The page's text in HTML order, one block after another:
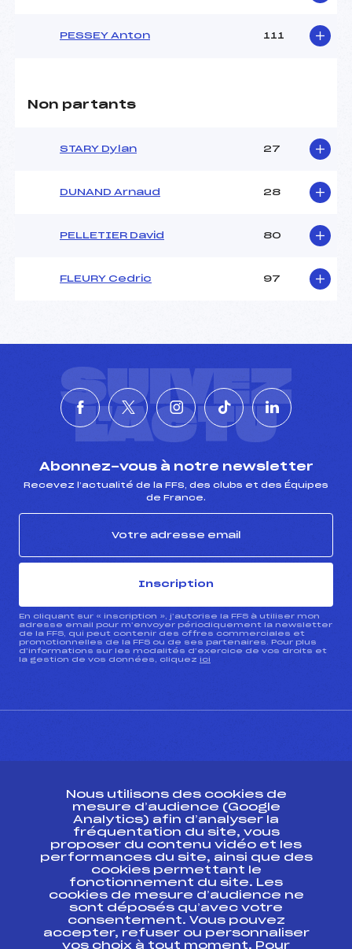
PESSEY Anton 111
Non partants
STARY Dylan 27
DUNAND Arnaud 28
PELLETIER David 80
FLEURY Cedric 97
SUIVEZ
L'ACTU
Abonnez-vous à notre newsletter
Recevez l’actualité de la FFS, des clubs et des Équipes
de France.
Inscription
En cliquant sur « inscription », j’autorise la FFS à utiliser mon
adresse email pour m’envoyer périodiquement la newsletter
de la FFS, qui peut contenir des offres commerciales et
promotionnelles de la FFS ou de ses partenaires. Pour plus
d’informations sur les modalités d’exercice de vos droits et
la gestion de vos données, cliquez ici
Ressources
Pass’Neige
Projet sportif fédéral
Projet de performance fédéral
Antidopage
Pôle Développement, Formation, Suivi
Scientifique
Nous utilisons des cookies de
mesure d’audience (Google
Analytics) afin d’analyser la
fréquentation du site, vous
proposer du contenu vidéo et les
performances du site, ainsi que des
cookies permettant le
fonctionnement du site. Les
cookies de mesure d’audience ne
sont déposés qu’avec votre
consentement. Vous pouvez
accepter, refuser ou personnaliser
vos choix à tout moment. Pour